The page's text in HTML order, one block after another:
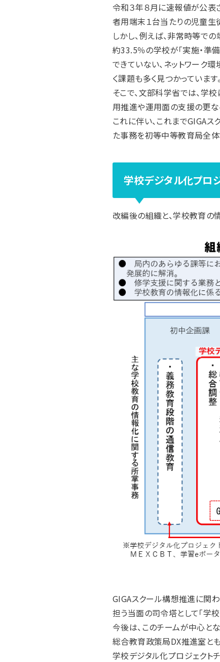
令和３年８月に速報値が公表
者用端末１台当たりの児童生
しかし、例えば、非常時等で
約33.5％の学校が「実施・準
できていない、ネットワーク
く課題も多く見つかっています。
そこで、文部科学省では、学
用推進や運用面の支援の更な
これに伴い、これまでGIGA
た事務を初等中等教育局全体
学校デジタル化プロ
改編後の組織と、学校教育の
GIGAスクール構想推進に関
担う当面の司令塔として「学
今後は、このチームが中心と
総合教育政策局DX推進室とも
学校デジタル化プロジェクト